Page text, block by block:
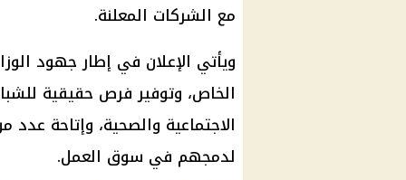
مع الشركات المعلنة.
ويأتي الإعلان في إطار جهود
الخاص، وتوفير فرص حقيقية
الاجتماعية والصحية، وإتاحة
لدمجهم في سوق العمل.